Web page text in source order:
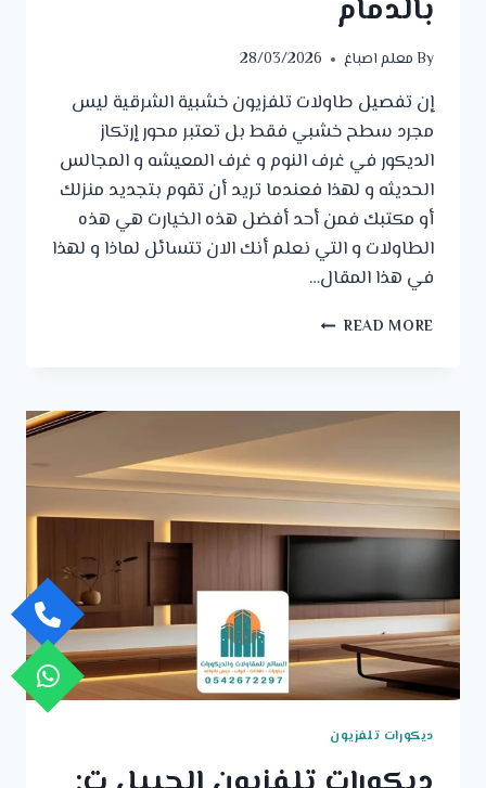
بالدمام
Byمعلم اصباغ 28/03/2026
إن تفصيل طاولات تلفزيون خشبية الشرقية ليس
مجرد سطح خشبي فقط بل تعتبر محور إرتكاز
الديكور في غرف النوم و غرف المعيشه و المجالس
الحديثه و لهذا فعندما تريد أن تقوم بتجديد منزلك
أو مكتبك فمن أحد أفضل هذه الخيارت هي هذه
الطاولات و التي نعلم أنك الان تتسائل لماذا و لهذا
في هذا المقال…
READ MOREتفصيل
الشرقية
0542672297
–
طاولة
تلفزيون
مودرن
العزيزية
بالدمام
ديكورات تلفزيون